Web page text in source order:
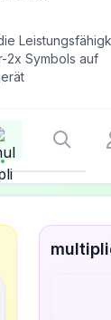
2x Symbols auf